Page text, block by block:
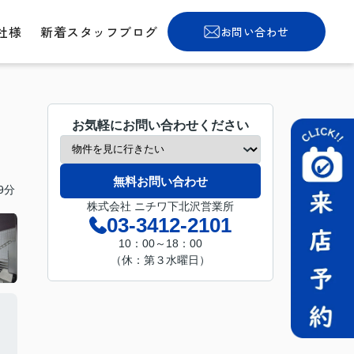
様 新着スタッフブログ お問い合わせ
分
お気軽にお問い合わせください
無料お問い合わせ
株式会社 ニチワ下北沢営業所
03-3412-2101
10：00～18：00
（休：第３水曜日）